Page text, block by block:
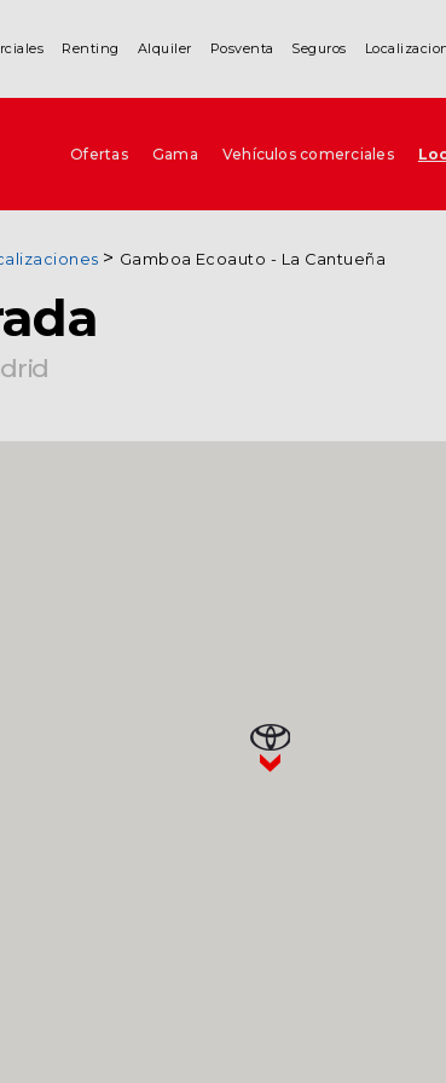
Renting Alquiler Posventa Seguros
Ofertas Gama Vehículos comerciales
Gamboa Ecoauto - La Cantueña